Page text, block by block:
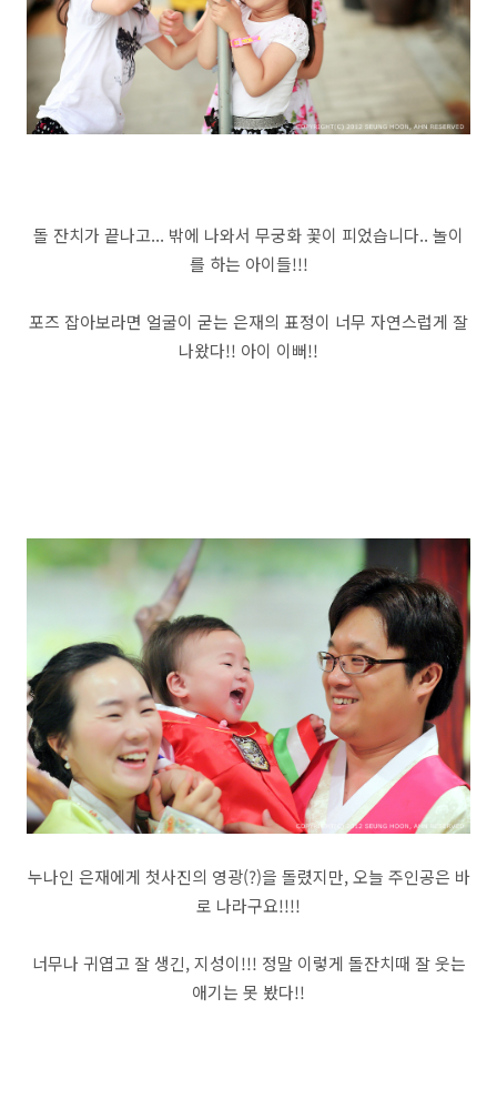
돌 잔치가 끝나고... 밖에 나와서 무궁화 꽃이 피었습니다.. 놀이
를 하는 아이들!!!
포즈 잡아보라면 얼굴이 굳는 은재의 표정이 너무 자연스럽게 잘
나왔다!! 아이 이뻐!!
누나인 은재에게 첫사진의 영광(?)을 돌렸지만, 오늘 주인공은 바
로 나라구요!!!!
너무나 귀엽고 잘 생긴, 지성이!!! 정말 이렇게 돌잔치때 잘 웃는
애기는 못 봤다!!